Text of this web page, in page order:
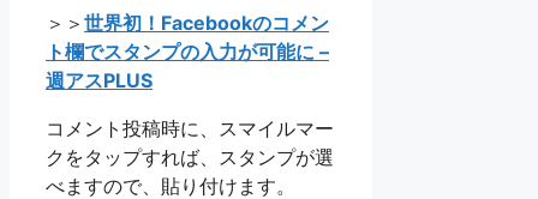
＞＞ 世界初！Facebookのコメン
ト欄でスタンプの入力が可能に –
週アスPLUS
コメント投稿時に、スマイルマー
クをタップすれば、スタンプが選
べますので、貼り付けます。